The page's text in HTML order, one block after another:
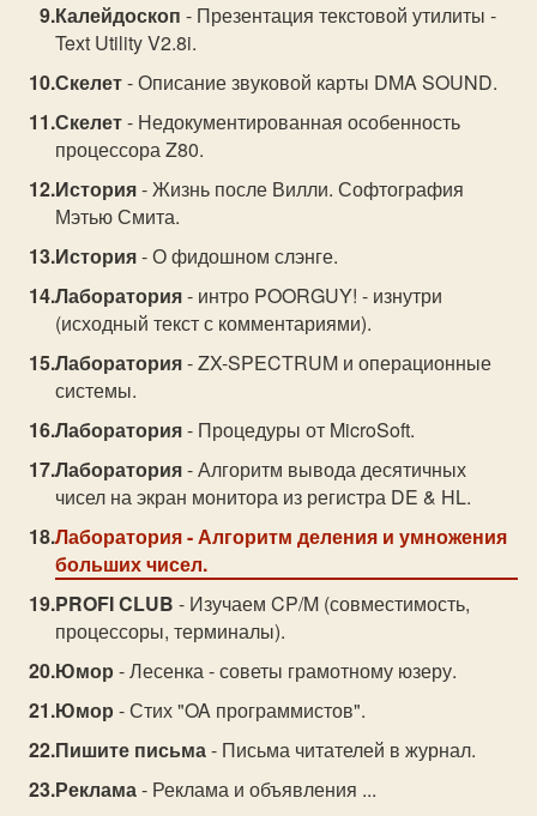
Калейдоскоп - Презентация текстовой утилиты -
Text Utility V2.8i.
Скелет- Описание звуковой карты DMA SOUND.
Скелет- Недокументированная особенность
процессора Z80.
История- Жизнь после Вилли. Софтография
Мэтью Смита.
История- О фидошном слэнге.
Лаборатория- интро POORGUY! - изнутри
(исходный текст с комментариями).
Лаборатория- ZX-SPECTRUM и операционные
системы.
Лаборатория- Процедуры от MicroSoft.
Лаборатория- Алгоритм вывода десятичных
чисел на экран монитора из регистра DE & HL.
Лаборатория- Алгоритм деления и умножения
больших чисел.
PROFI CLUB - Изучаем CP/M (совместимость,
процессоры, терминалы).
Юмор - Лесенка - советы грамотному юзеру.
Юмор - Стих "OA программистов".
Пишите письма- Письма читателей в журнал.
Реклама- Реклама и объявления ...